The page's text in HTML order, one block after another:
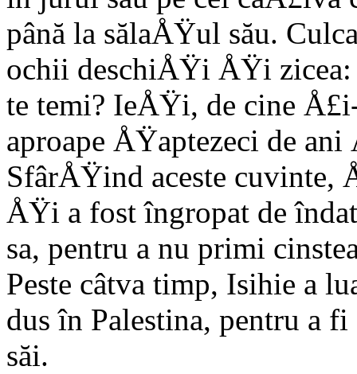
până la sălaÅŸul său.
ochii deschiÅŸi ÅŸi
te temi? IeÅŸi, de cine
aproape ÅŸaptezeci de
SfârÅŸind aceste cuvinte,
ÅŸi a fost îngropat de
sa, pentru a nu primi
Peste câtva timp, Isihie a
dus în Palestina, pentru a
săi.